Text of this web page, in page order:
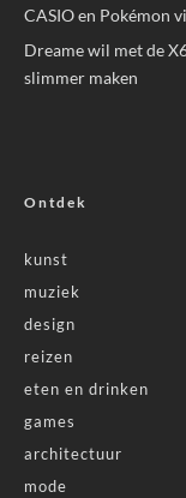
CASIO en Pokémon
Dreame wil met de
slimmer maken
Ontdek
kunst
muziek
design
reizen
eten en drinken
games
architectuur
mode